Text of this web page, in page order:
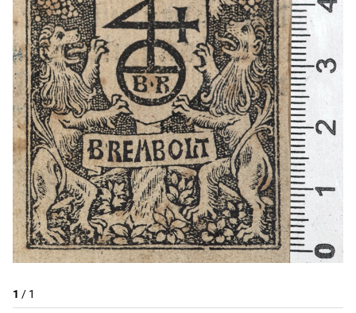
1 / 1